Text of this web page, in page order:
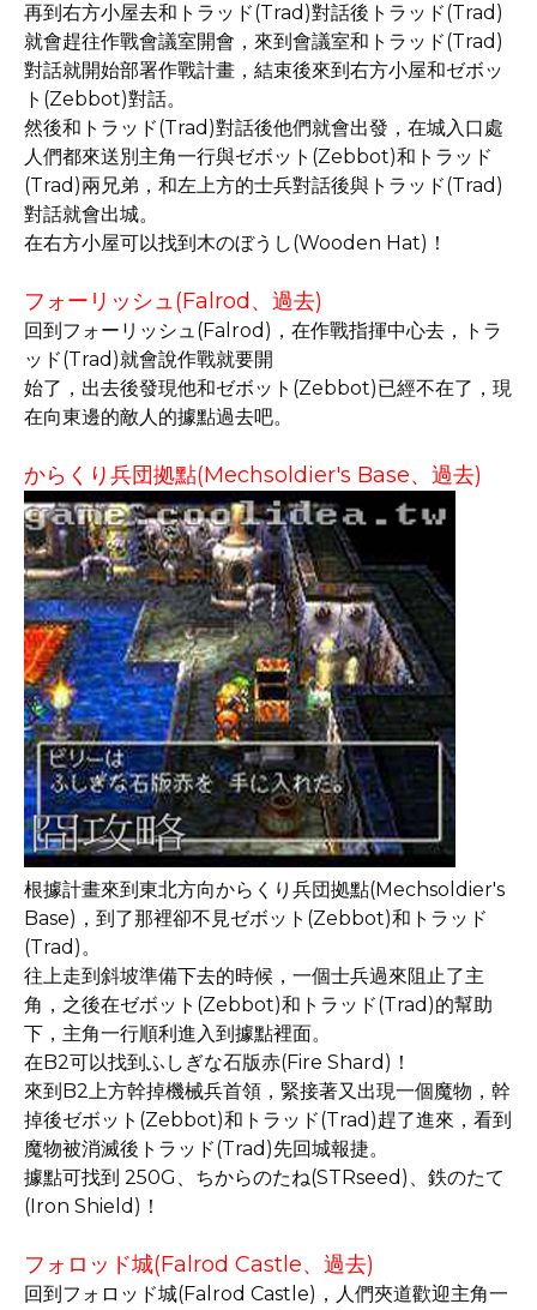
再到右方小屋去和トラッド(Trad)對話後トラッド(Trad)
就會趕往作戰會議室開會，來到會議室和トラッド(Trad)
對話就開始部署作戰計畫，結束後來到右方小屋和ゼボッ
ト(Zebbot)對話。
然後和トラッド(Trad)對話後他們就會出發，在城入口處
人們都來送別主角一行與ゼボット(Zebbot)和トラッド
(Trad)兩兄弟，和左上方的士兵對話後與トラッド(Trad)
對話就會出城。
在右方小屋可以找到木のぼうし(Wooden Hat)！
フォーリッシュ(Falrod、過去)
回到フォーリッシュ(Falrod)，在作戰指揮中心去，トラ
ッド(Trad)就會說作戰就要開
始了，出去後發現他和ゼボット(Zebbot)已經不在了，現
在向東邊的敵人的據點過去吧。
からくり兵団拠點(Mechsoldier's Base、過去)
根據計畫來到東北方向からくり兵団拠點(Mechsoldier's
Base)，到了那裡卻不見ゼボット(Zebbot)和トラッド
(Trad)。
往上走到斜坡準備下去的時候，一個士兵過來阻止了主
角，之後在ゼボット(Zebbot)和トラッド(Trad)的幫助
下，主角一行順利進入到據點裡面。
在B2可以找到ふしぎな石版赤(Fire Shard)！
來到B2上方幹掉機械兵首領，緊接著又出現一個魔物，幹
掉後ゼボット(Zebbot)和トラッド(Trad)趕了進來，看到
魔物被消滅後トラッド(Trad)先回城報捷。
據點可找到 250G、ちからのたね(STRseed)、鉄のたて
(Iron Shield)！
フォロッド城(Falrod Castle、過去)
回到フォロッド城(Falrod Castle)，人們夾道歡迎主角一